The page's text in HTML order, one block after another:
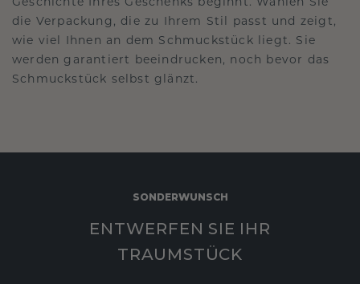
die Verpackung, die zu Ihrem Stil passt und zeigt,
wie viel Ihnen an dem Schmuckstück liegt. Sie
werden garantiert beeindrucken, noch bevor das
Schmuckstück selbst glänzt.
SONDERWUNSCH
ENTWERFEN SIE IHR
TRAUMSTÜCK